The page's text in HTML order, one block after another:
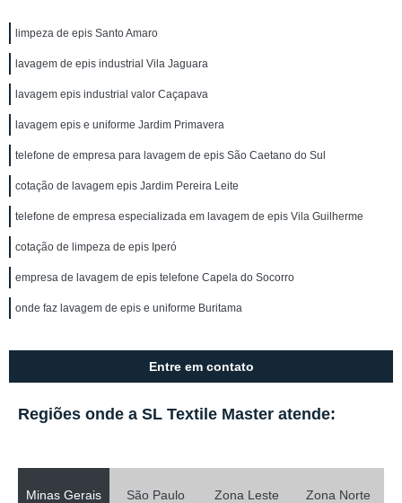
limpeza de epis Santo Amaro
lavagem de epis industrial Vila Jaguara
lavagem epis industrial valor Caçapava
lavagem epis e uniforme Jardim Primavera
telefone de empresa para lavagem de epis São Caetano do Sul
cotação de lavagem epis Jardim Pereira Leite
telefone de empresa especializada em lavagem de epis Vila Guilherme
cotação de limpeza de epis Iperó
empresa de lavagem de epis telefone Capela do Socorro
onde faz lavagem de epis e uniforme Buritama
Entre em contato
Regiões onde a SL Textile Master atende:
Minas Gerais São Paulo Zona Leste Zona Norte